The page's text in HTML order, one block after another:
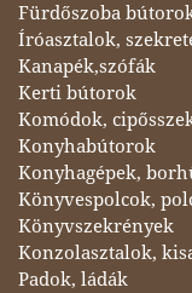
Fürdőszoba
Íróasztalok,
Kanapék,szófák
Kerti bútorok
Komódok,
Konyhabútorok
Konyhagépek,
Könyvespolcok,
Könyvszekrények
Konzolasztalok,
Padok, ládák